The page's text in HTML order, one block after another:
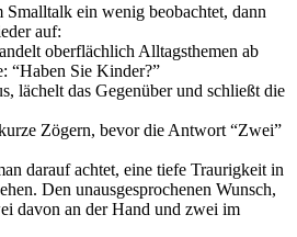
Smalltalk ein wenig beobachtet, dann
auf:
oberflächlich Alltagsthemen ab
“Haben Sie Kinder?”
lächelt das Gegenüber und schließt die
Zögern, bevor die Antwort “Zwei”
darauf achtet, eine tiefe Traurigkeit in
Den unausgesprochenen Wunsch,
davon an der Hand und zwei im